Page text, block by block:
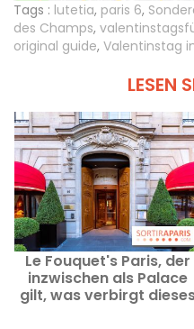
Tags : lutetia, paris 6,
des Champs,
original guide, Valentinstag
LESEN
Le Fouquet's Paris, der
inzwischen als Palace
gilt, was verbirgt